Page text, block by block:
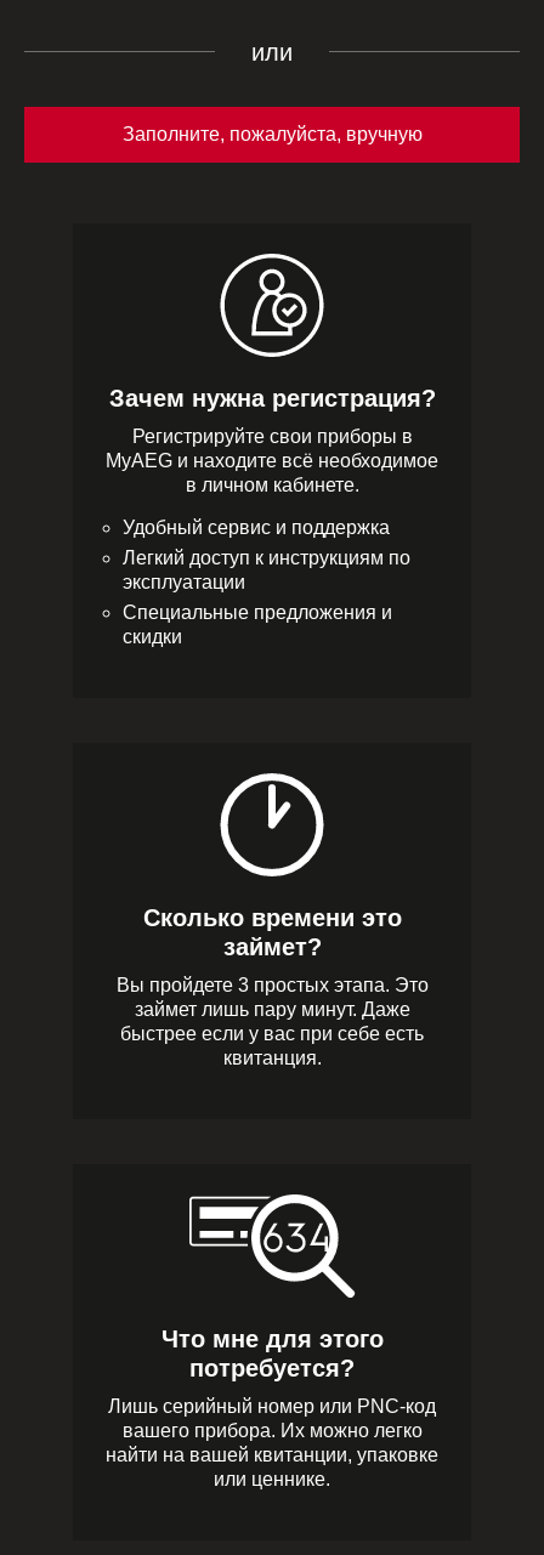
ниже
просто
сфотографируйте
данными
и
загрузите.
или
Заполните, пожалуйста, вручную
Зачем нужна регистрация?
Регистрируйте свои приборы в
MyAEG и находите всё необходимое
в личном кабинете.
Удобный сервис и поддержка
Легкий доступ к инструкциям по
эксплуатации
Специальные предложения и
скидки
Сколько времени это
займет?
Вы пройдете 3 простых этапа. Это
займет лишь пару минут. Даже
быстрее если у вас при себе есть
квитанция.
Что мне для этого
потребуется?
Лишь серийный номер или PNC-код
вашего прибора. Их можно легко
найти на вашей квитанции, упаковке
или ценнике.